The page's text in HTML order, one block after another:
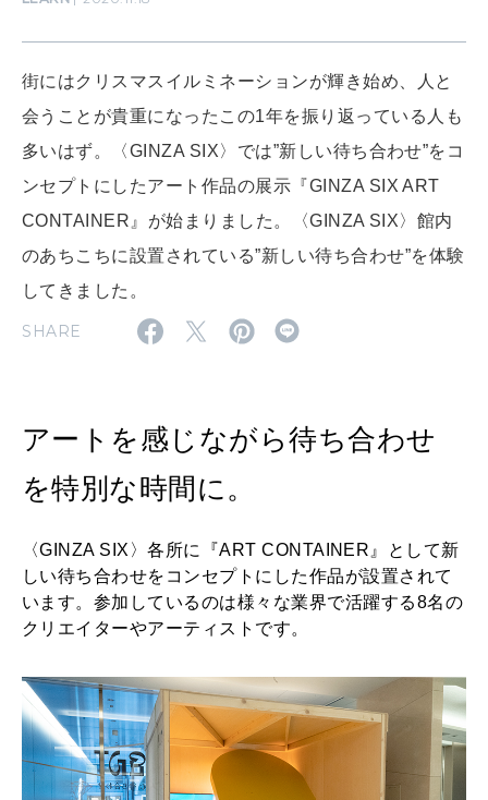
CULTURE
自分を耕す
WORK&MONEY
いい人生って？
MAGAZINE
2026年6月号「大銀座 トレンドが生まれる 新しい一流店へ。」
2026年5月号「“大好き”に出会いに。韓国」
2026年4月号「未来をつくる、学びの教科書。」
2026年3月号「スイーツ予想図 2026」
2026年2月号「良運を掴む 新・開運術。」
FOLLOW US!
街にはクリスマスイルミネーションが輝き始め、人と
会うことが貴重になったこの1年を振り返っている人も
多いはず。〈GINZA SIX〉では”新しい待ち合わせ”をコ
ンセプトにしたアート作品の展示『GINZA SIX ART
CONTAINER』が始まりました。〈GINZA SIX〉館内
のあちこちに設置されている”新しい待ち合わせ”を体験
してきました。
SHARE
アートを感じながら待ち合わせ
を特別な時間に。
〈GINZA SIX〉各所に『ART CONTAINER』として新
しい待ち合わせをコンセプトにした作品が設置されて
います。参加しているのは様々な業界で活躍する8名の
クリエイターやアーティストです。